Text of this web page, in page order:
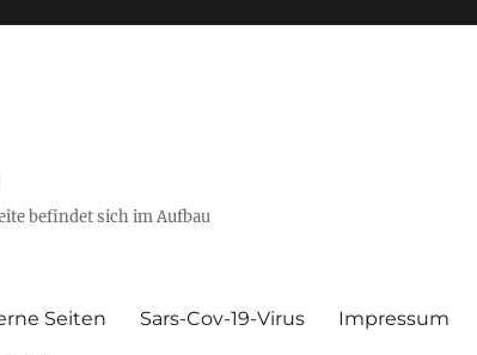
befindet sich im Aufbau
Seiten Sars-Cov-19-Virus Impressum